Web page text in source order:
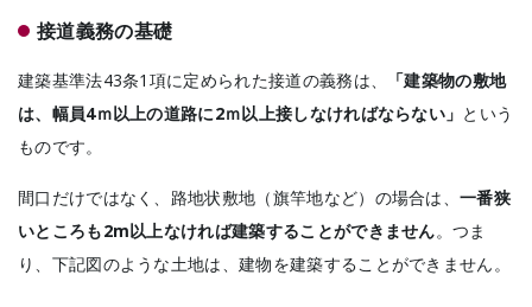
接道義務の基礎
建築基準法43条1項に定められた接道の義務は、
「建築物の敷地
は、幅員4ｍ以上の道路に2ｍ以上接しなければならない」 という
ものです。
間口だけではなく、路地状敷地（旗竿地など）の場合は、一番狭
いところも2m以上なければ建築することができません。つま
り、下記図のような土地は、建物を建築することができません。